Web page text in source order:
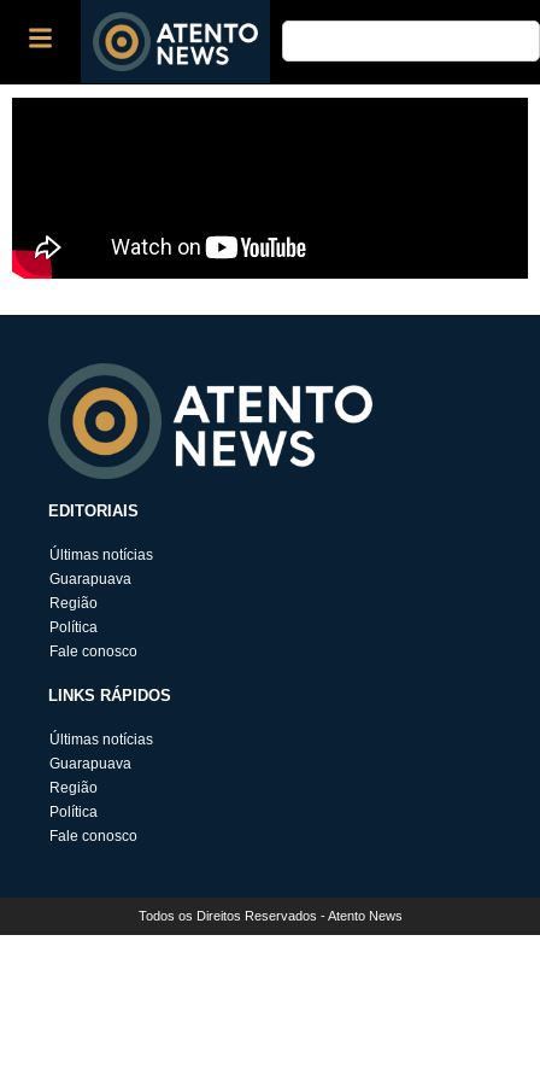
EDITORIAIS
Últimas notícias
Guarapuava
Região
Política
Fale conosco
LINKS RÁPIDOS
Últimas notícias
Guarapuava
Região
Política
Fale conosco
Todos os Direitos Reservados - Atento News